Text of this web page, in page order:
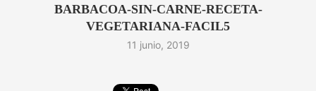
BARBACOA-SIN-CARNE-RECETA-
VEGETARIANA-FACIL5
11 junio, 2019